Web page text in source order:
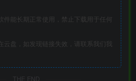
件能长期正常使用，禁止下载用于任何
云盘，如发现链接失效，请联系我们我
THE END